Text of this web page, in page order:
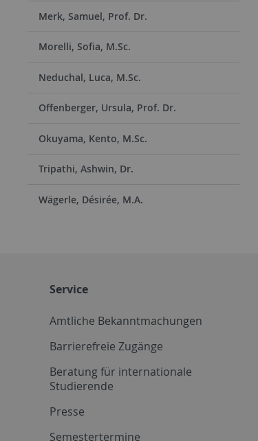
Merk, Samuel, Prof. Dr.
Morelli, Sofia, M.Sc.
Neduchal, Luca, M.Sc.
Offenberger, Ursula, Prof. Dr.
Okuyama, Kento, M.Sc.
Tripathi, Ashwin, Dr.
Wägerle, Désirée, M.A.
Service
Amtliche Bekanntmachungen
Barrierefreie Zugänge
Beratung für internationale
Studierende
Presse
Semestertermine